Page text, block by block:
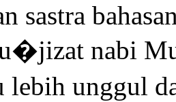
sastra
nabi
unggul